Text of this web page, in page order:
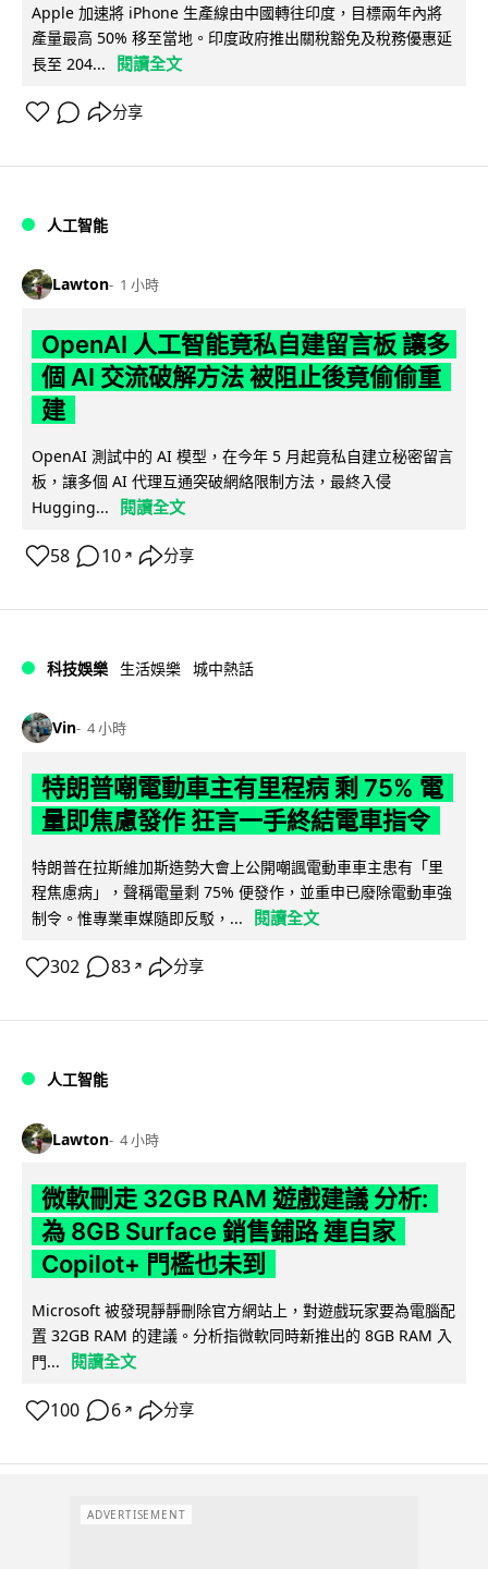
Apple 加速將 iPhone 生產線由中國轉往印度，目標兩年內將
產量最高 50% 移至當地。印度政府推出關稅豁免及稅務優惠延
長至 204...
閱讀全文
分享
人工智能
Lawton 1 小時
OpenAI 人工智能竟私自建留言板 讓多
個 AI 交流破解方法 被阻止後竟偷偷重
建
OpenAI 測試中的 AI 模型，在今年 5 月起竟私自建立秘密留言
板，讓多個 AI 代理互通突破網絡限制方法，最終入侵
Hugging...
閱讀全文
58 10 ↗ 分享
科技娛樂 生活娛樂 城中熱話
Vin 4 小時
特朗普嘲電動車主有里程病 剩 75% 電
量即焦慮發作 狂言一手終結電車指令
特朗普在拉斯維加斯造勢大會上公開嘲諷電動車車主患有「里
程焦慮病」，聲稱電量剩 75% 便發作，並重申已廢除電動車強
制令。惟專業車媒隨即反駁，...
閱讀全文
302 83 ↗ 分享
人工智能
Lawton 4 小時
微軟刪走 32GB RAM 遊戲建議 分析:
為 8GB Surface 銷售鋪路 連自家
Copilot+ 門檻也未到
Microsoft 被發現靜靜刪除官方網站上，對遊戲玩家要為電腦配
置 32GB RAM 的建議。分析指微軟同時新推出的 8GB RAM 入
門...
閱讀全文
100 6 ↗ 分享
ADVERTISEMENT